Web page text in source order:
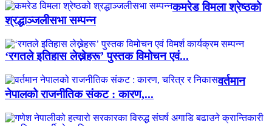
कमरेड विमला श्रेष्ठको
श्रद्धाञ्जलीसभा सम्पन्न
‘रगतले इतिहास लेख्नेहरू’ पुस्तक विमोचन एवं...
वर्तमान
नेपालको राजनीतिक संकट : कारण,...